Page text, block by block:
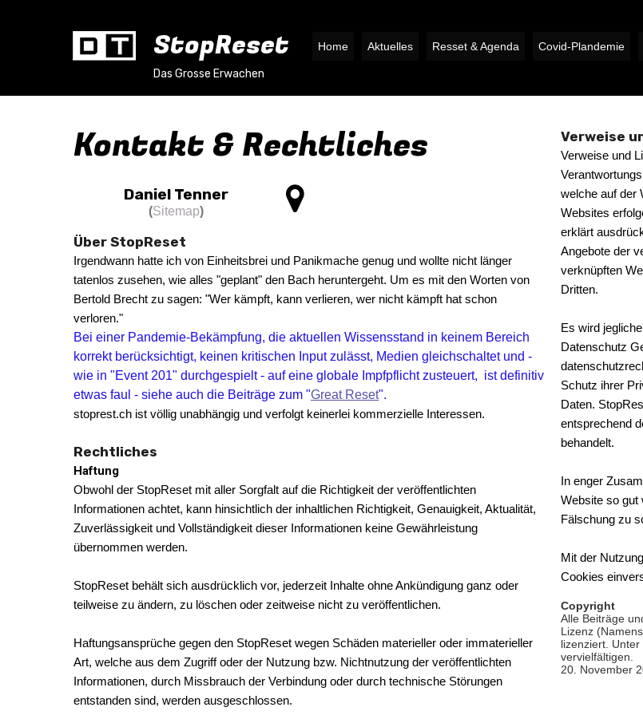
Das Grosse Erwachen
StopReset Home Aktuelles Resset & Agenda Covid-Plandemie
Kontakt & Rechtliches
Daniel Tenner
(Sitemap) 
Über StopReset
Irgendwann hatte ich von Einheitsbrei und Panikmache genug und wollte nicht länger
tatenlos zusehen, wie alles "geplant" den Bach heruntergeht. Um es mit den Worten von
Bertold Brecht zu sagen: "Wer kämpft, kann verlieren, wer nicht kämpft hat schon
verloren."
Bei einer Pandemie-Bekämpfung, die aktuellen Wissensstand in keinem Bereich
korrekt berücksichtigt, keinen kritischen Input zulässt, Medien gleichschaltet und -
wie in "Event 201" durchgespielt - auf eine globale Impfpflicht zusteuert, ist definitiv
etwas faul - siehe auch die Beiträge zum "Great Reset".
stoprest.ch ist völlig unabhängig und verfolgt keinerlei kommerzielle Interessen.
Rechtliches
Haftung
Obwohl der StopReset mit aller Sorgfalt auf die Richtigkeit der veröffentlichten
Informationen achtet, kann hinsichtlich der inhaltlichen Richtigkeit, Genauigkeit, Aktualität,
Zuverlässigkeit und Vollständigkeit dieser Informationen keine Gewährleistung
übernommen werden.
StopReset behält sich ausdrücklich vor, jederzeit Inhalte ohne Ankündigung ganz oder
teilweise zu ändern, zu löschen oder zeitweise nicht zu veröffentlichen.
Haftungsansprüche gegen den StopReset wegen Schäden materieller oder immaterieller
Art, welche aus dem Zugriff oder der Nutzung bzw. Nichtnutzung der veröffentlichten
Informationen, durch Missbrauch der Verbindung oder durch technische Störungen
entstanden sind, werden ausgeschlossen.
Verweise
Verweise und
welche auf der
Websites
erklärt
Angebote der
verknüpften
Dritten.
Es wird
Datenschutz
Schutz ihrer
Daten.
entsprechend
behandelt.
In enger
Website so gut
Fälschung zu
Mit der
Cookies
Copyright
Alle Beiträge
Lizenz
lizenziert.
vervielfältigen.
20. November